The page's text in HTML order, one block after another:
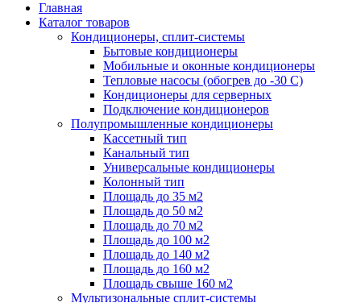
Главная
Каталог товаров
Кондиционеры, сплит-системы
Бытовые кондиционеры
Мобильные и оконные кондиционеры
Тепловые насосы (обогрев до -30 C)
Кондиционеры для серверных
Подключение кондиционеров
Полупромышленные кондиционеры
Кассетный тип
Канальный тип
Универсальные кондиционеры
Колонный тип
Площадь до 35 м2
Площадь до 50 м2
Площадь до 70 м2
Площадь до 100 м2
Площадь до 140 м2
Площадь до 160 м2
Площадь свыше 160 м2
Мультизональные сплит-системы